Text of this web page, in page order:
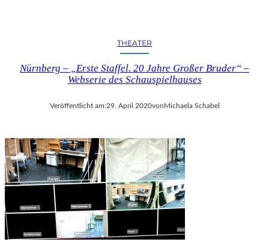
THEATER
Nürnberg – „Erste Staffel. 20 Jahre Großer Bruder“ –
Webserie des Schauspielhauses
Veröffentlicht am:29. April 2020von Michaela Schabel